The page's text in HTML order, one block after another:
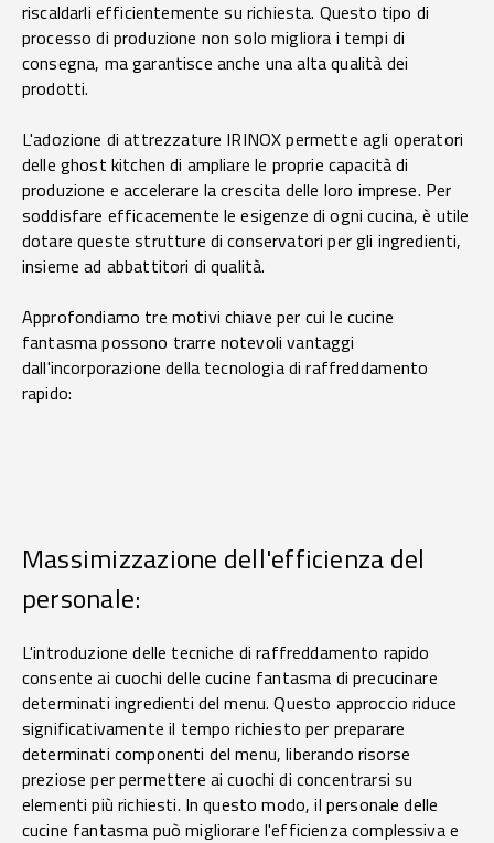
riscaldarli efficientemente su richiesta. Questo tipo di
processo di produzione non solo migliora i tempi di
consegna, ma garantisce anche una alta qualità dei
prodotti.
L'adozione di attrezzature IRINOX permette agli operatori
delle ghost kitchen di ampliare le proprie capacità di
produzione e accelerare la crescita delle loro imprese. Per
soddisfare efficacemente le esigenze di ogni cucina, è utile
dotare queste strutture di conservatori per gli ingredienti,
insieme ad abbattitori di qualità.
Approfondiamo tre motivi chiave per cui le cucine
fantasma possono trarre notevoli vantaggi
dall'incorporazione della tecnologia di raffreddamento
rapido:
Massimizzazione dell'efficienza del
personale:
L'introduzione delle tecniche di raffreddamento rapido
consente ai cuochi delle cucine fantasma di precucinare
determinati ingredienti del menu. Questo approccio riduce
significativamente il tempo richiesto per preparare
determinati componenti del menu, liberando risorse
preziose per permettere ai cuochi di concentrarsi su
elementi più richiesti. In questo modo, il personale delle
cucine fantasma può migliorare l'efficienza complessiva e